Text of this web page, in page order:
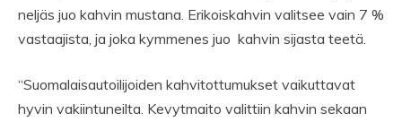
neljäs juo kahvin mustana. Erikoiskahvin valitsee vain 7 %
vastaajista, ja joka kymmenes juo kahvin sijasta teetä.
“Suomalaisautoilijoiden kahvitottumukset vaikuttavat
hyvin vakiintuneilta. Kevytmaito valittiin kahvin sekaan